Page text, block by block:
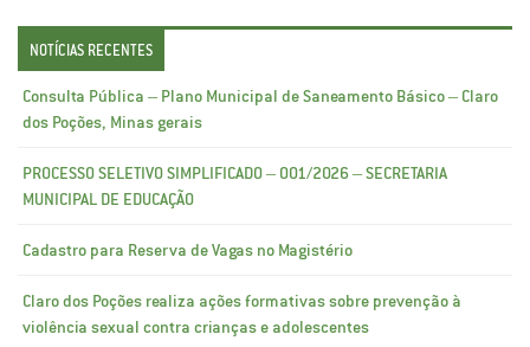
NOTÍCIAS RECENTES
Consulta Pública – Plano Municipal de Saneamento Básico – Claro
dos Poções, Minas gerais
PROCESSO SELETIVO SIMPLIFICADO – 001/2026 – SECRETARIA
MUNICIPAL DE EDUCAÇÃO
Cadastro para Reserva de Vagas no Magistério
Claro dos Poções realiza ações formativas sobre prevenção à
violência sexual contra crianças e adolescentes